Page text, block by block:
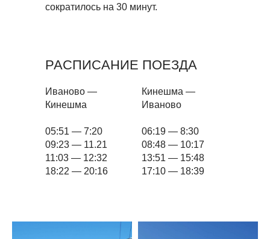
сократилось на 30 минут.
РАСПИСАНИЕ ПОЕЗДА
Иваново —
Кинешма
05:51 — 7:20
09:23 — 11.21
11:03 — 12:32
18:22 — 20:16
Кинешма —
Иваново
06:19 — 8:30
08:48 — 10:17
13:51 — 15:48
17:10 — 18:39